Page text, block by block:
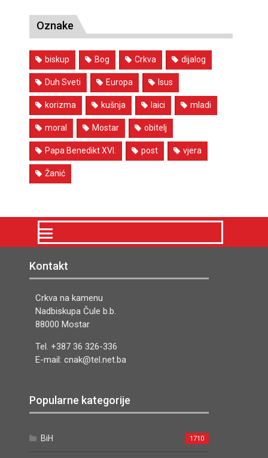
Oznake
biskup Bog Crkva dijalog
Duh Sveti Europa Isus
korizma kušnja laici mladi
moral Mostar obitelj
Papa Benedikt XVI. post vjera
Žanić
Kontakt
Crkva na kamenu
Nadbiskupa Čule b.b.
88000 Mostar
Tel. +387 36 326-336
E-mail: cnak@tel.net.ba
Popularne kategorije
BiH 1710